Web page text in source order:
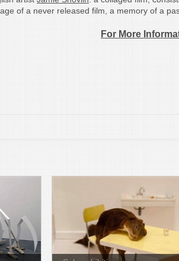
of a never released film, a memory of a
For More